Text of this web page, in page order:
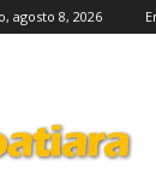
agosto 8, 2026